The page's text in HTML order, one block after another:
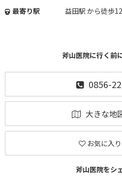
最寄り駅
益田駅 から徒歩
斧山医院に行く前
0856-
大きな地
お気に入
斧山医院をシ